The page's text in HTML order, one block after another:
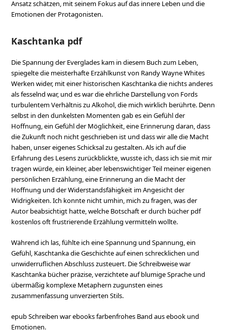
Ansatz schätzen, mit seinem Fokus auf das innere Leben und die
Emotionen der Protagonisten.
Kaschtanka pdf
Die Spannung der Everglades kam in diesem Buch zum Leben,
spiegelte die meisterhafte Erzählkunst von Randy Wayne Whites
Werken wider, mit einer historischen Kaschtanka die nichts anderes
als fesselnd war, und es war die ehrliche Darstellung von Fords
turbulentem Verhältnis zu Alkohol, die mich wirklich berührte. Denn
selbst in den dunkelsten Momenten gab es ein Gefühl der
Hoffnung, ein Gefühl der Möglichkeit, eine Erinnerung daran, dass
die Zukunft noch nicht geschrieben ist und dass wir alle die Macht
haben, unser eigenes Schicksal zu gestalten. Als ich auf die
Erfahrung des Lesens zurückblickte, wusste ich, dass ich sie mit mir
tragen würde, ein kleiner, aber lebenswichtiger Teil meiner eigenen
persönlichen Erzählung, eine Erinnerung an die Macht der
Hoffnung und der Widerstandsfähigkeit im Angesicht der
Widrigkeiten. Ich konnte nicht umhin, mich zu fragen, was der
Autor beabsichtigt hatte, welche Botschaft er durch bücher pdf
kostenlos oft frustrierende Erzählung vermitteln wollte.
Während ich las, fühlte ich eine Spannung und Spannung, ein
Gefühl, Kaschtanka die Geschichte auf einen schrecklichen und
unwiderruflichen Abschluss zusteuert. Die Schreibweise war
Kaschtanka bücher präzise, verzichtete auf blumige Sprache und
übermäßig komplexe Metaphern zugunsten eines
zusammenfassung unverzierten Stils.
epub Schreiben war ebooks farbenfrohes Band aus ebook und
Emotionen.